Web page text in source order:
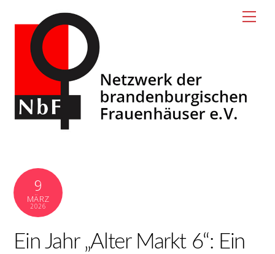
9
MÄRZ
2026
Ein Jahr „Alter Markt 6“: Ein